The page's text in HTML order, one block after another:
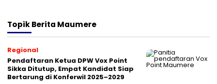
TopikBerita Maumere
Regional
Pendaftaran Ketua DPW Vox Point
Sikka Ditutup, Empat Kandidat Siap
Bertarung di Konferwil 2025–2029